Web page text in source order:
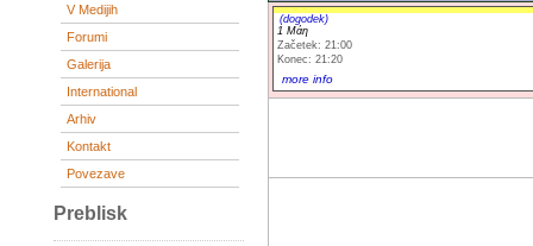
V Medijih
Forumi
Galerija
International
Arhiv
Kontakt
Povezave
Preblisk
(dogodek)
1 Μάη
Začetek: 21:00
Konec: 21:20
more info